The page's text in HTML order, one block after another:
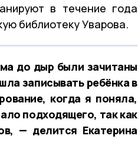
в течение года
библиотеку Уварова.
до дыр были зачитаны
записывать ребёнка в
когда я поняла,
подходящего, так как
— делится Екатерина